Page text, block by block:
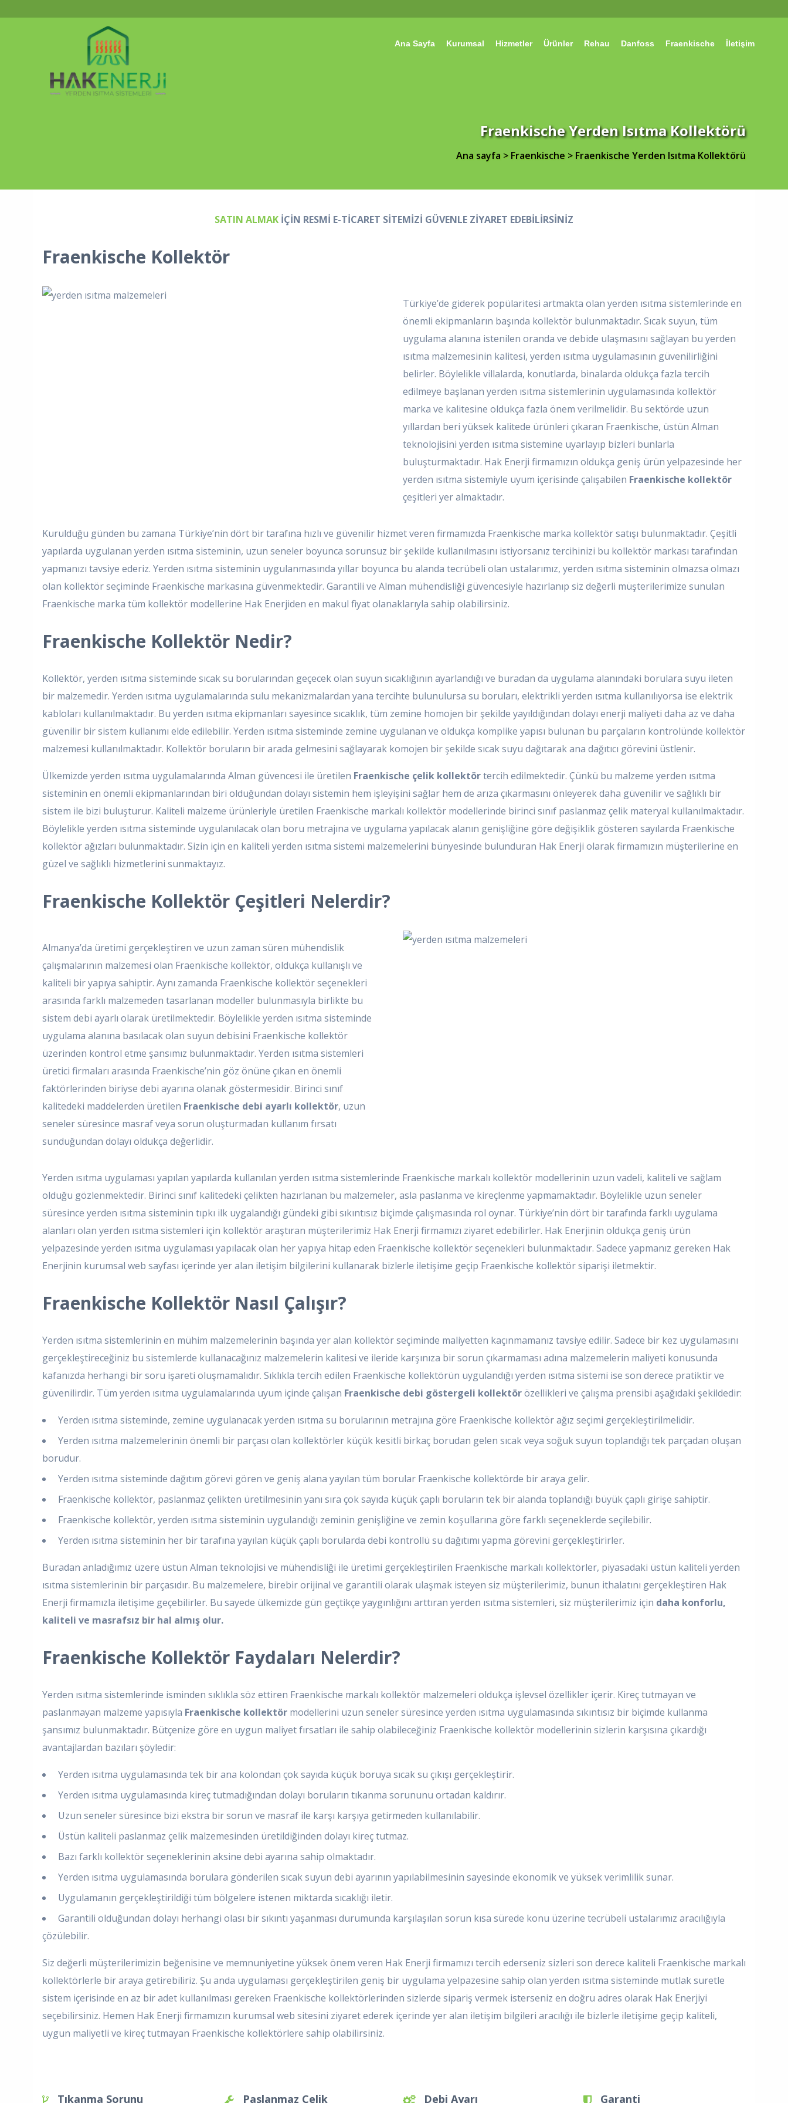
Ana Sayfa Kurumsal Hizmetler Ürünler Rehau Danfoss Fraenkische İletişim
Fraenkische Yerden Isıtma Kollektörü
Ana sayfa > Fraenkische > Fraenkische Yerden Isıtma Kollektörü
SATIN ALMAK İÇİN RESMİ E-TİCARET SİTEMİZİ GÜVENLE ZİYARET EDEBİLİRSİNİZ
Fraenkische Kollektör
Türkiye’de giderek popülaritesi artmakta olan yerden ısıtma sistemlerinde en
önemli ekipmanların başında kollektör bulunmaktadır. Sıcak suyun, tüm
uygulama alanına istenilen oranda ve debide ulaşmasını sağlayan bu yerden
ısıtma malzemesinin kalitesi, yerden ısıtma uygulamasının güvenilirliğini
belirler. Böylelikle villalarda, konutlarda, binalarda oldukça fazla tercih
edilmeye başlanan yerden ısıtma sistemlerinin uygulamasında kollektör
marka ve kalitesine oldukça fazla önem verilmelidir. Bu sektörde uzun
yıllardan beri yüksek kalitede ürünleri çıkaran Fraenkische, üstün Alman
teknolojisini yerden ısıtma sistemine uyarlayıp bizleri bunlarla
buluşturmaktadır. Hak Enerji firmamızın oldukça geniş ürün yelpazesinde her
yerden ısıtma sistemiyle uyum içerisinde çalışabilen Fraenkische kollektör
çeşitleri yer almaktadır.
Kurulduğu günden bu zamana Türkiye’nin dört bir tarafına hızlı ve güvenilir hizmet veren firmamızda Fraenkische marka kollektör satışı bulunmaktadır. Çeşitli
yapılarda uygulanan yerden ısıtma sisteminin, uzun seneler boyunca sorunsuz bir şekilde kullanılmasını istiyorsanız tercihinizi bu kollektör markası tarafından
yapmanızı tavsiye ederiz. Yerden ısıtma sisteminin uygulanmasında yıllar boyunca bu alanda tecrübeli olan ustalarımız, yerden ısıtma sisteminin olmazsa olmazı
olan kollektör seçiminde Fraenkische markasına güvenmektedir. Garantili ve Alman mühendisliği güvencesiyle hazırlanıp siz değerli müşterilerimize sunulan
Fraenkische marka tüm kollektör modellerine Hak Enerjiden en makul fiyat olanaklarıyla sahip olabilirsiniz.
Fraenkische Kollektör Nedir?
Kollektör, yerden ısıtma sisteminde sıcak su borularından geçecek olan suyun sıcaklığının ayarlandığı ve buradan da uygulama alanındaki borulara suyu ileten
bir malzemedir. Yerden ısıtma uygulamalarında sulu mekanizmalardan yana tercihte bulunulursa su boruları, elektrikli yerden ısıtma kullanılıyorsa ise elektrik
kabloları kullanılmaktadır. Bu yerden ısıtma ekipmanları sayesince sıcaklık, tüm zemine homojen bir şekilde yayıldığından dolayı enerji maliyeti daha az ve daha
güvenilir bir sistem kullanımı elde edilebilir. Yerden ısıtma sisteminde zemine uygulanan ve oldukça komplike yapısı bulunan bu parçaların kontrolünde kollektör
malzemesi kullanılmaktadır. Kollektör boruların bir arada gelmesini sağlayarak komojen bir şekilde sıcak suyu dağıtarak ana dağıtıcı görevini üstlenir.
Ülkemizde yerden ısıtma uygulamalarında Alman güvencesi ile üretilen Fraenkische çelik kollektörtercih edilmektedir. Çünkü bu malzeme yerden ısıtma
sisteminin en önemli ekipmanlarından biri olduğundan dolayı sistemin hem işleyişini sağlar hem de arıza çıkarmasını önleyerek daha güvenilir ve sağlıklı bir
sistem ile bizi buluşturur. Kaliteli malzeme ürünleriyle üretilen Fraenkische markalı kollektör modellerinde birinci sınıf paslanmaz çelik materyal kullanılmaktadır.
Böylelikle yerden ısıtma sisteminde uygulanılacak olan boru metrajına ve uygulama yapılacak alanın genişliğine göre değişiklik gösteren sayılarda Fraenkische
kollektör ağızları bulunmaktadır. Sizin için en kaliteli yerden ısıtma sistemi malzemelerini bünyesinde bulunduran Hak Enerji olarak firmamızın müşterilerine en
güzel ve sağlıklı hizmetlerini sunmaktayız.
Fraenkische Kollektör Çeşitleri Nelerdir?
Almanya’da üretimi gerçekleştiren ve uzun zaman süren mühendislik
çalışmalarının malzemesi olan Fraenkische kollektör, oldukça kullanışlı ve
kaliteli bir yapıya sahiptir. Aynı zamanda Fraenkische kollektör seçenekleri
arasında farklı malzemeden tasarlanan modeller bulunmasıyla birlikte bu
sistem debi ayarlı olarak üretilmektedir. Böylelikle yerden ısıtma sisteminde
uygulama alanına basılacak olan suyun debisini Fraenkische kollektör
üzerinden kontrol etme şansımız bulunmaktadır. Yerden ısıtma sistemleri
üretici firmaları arasında Fraenkische’nin göz önüne çıkan en önemli
faktörlerinden biriyse debi ayarına olanak göstermesidir. Birinci sınıf
kalitedeki maddelerden üretilen Fraenkische debi ayarlı kollektör, uzun
seneler süresince masraf veya sorun oluşturmadan kullanım fırsatı
sunduğundan dolayı oldukça değerlidir.
Yerden ısıtma uygulaması yapılan yapılarda kullanılan yerden ısıtma sistemlerinde Fraenkische markalı kollektör modellerinin uzun vadeli, kaliteli ve sağlam
olduğu gözlenmektedir. Birinci sınıf kalitedeki çelikten hazırlanan bu malzemeler, asla paslanma ve kireçlenme yapmamaktadır. Böylelikle uzun seneler
süresince yerden ısıtma sisteminin tıpkı ilk uygalandığı gündeki gibi sıkıntısız biçimde çalışmasında rol oynar. Türkiye’nin dört bir tarafında farklı uygulama
alanları olan yerden ısıtma sistemleri için kollektör araştıran müşterilerimiz Hak Enerji firmamızı ziyaret edebilirler. Hak Enerjinin oldukça geniş ürün
yelpazesinde yerden ısıtma uygulaması yapılacak olan her yapıya hitap eden Fraenkische kollektör seçenekleri bulunmaktadır. Sadece yapmanız gereken Hak
Enerjinin kurumsal web sayfası içerinde yer alan iletişim bilgilerini kullanarak bizlerle iletişime geçip Fraenkische kollektör siparişi iletmektir.
Fraenkische Kollektör Nasıl Çalışır?
Yerden ısıtma sistemlerinin en mühim malzemelerinin başında yer alan kollektör seçiminde maliyetten kaçınmamanız tavsiye edilir. Sadece bir kez uygulamasını
gerçekleştireceğiniz bu sistemlerde kullanacağınız malzemelerin kalitesi ve ileride karşınıza bir sorun çıkarmaması adına malzemelerin maliyeti konusunda
kafanızda herhangi bir soru işareti oluşmamalıdır. Sıklıkla tercih edilen Fraenkische kollektörün uygulandığı yerden ısıtma sistemi ise son derece pratiktir ve
güvenilirdir. Tüm yerden ısıtma uygulamalarında uyum içinde çalışan Fraenkische debi göstergeli kollektörözellikleri ve çalışma prensibi aşağıdaki şekildedir:
Yerden ısıtma sisteminde, zemine uygulanacak yerden ısıtma su borularının metrajına göre Fraenkische kollektör ağız seçimi gerçekleştirilmelidir.
Yerden ısıtma malzemelerinin önemli bir parçası olan kollektörler küçük kesitli birkaç borudan gelen sıcak veya soğuk suyun toplandığı tek parçadan oluşan
borudur.
Yerden ısıtma sisteminde dağıtım görevi gören ve geniş alana yayılan tüm borular Fraenkische kollektörde bir araya gelir.
Fraenkische kollektör, paslanmaz çelikten üretilmesinin yanı sıra çok sayıda küçük çaplı boruların tek bir alanda toplandığı büyük çaplı girişe sahiptir.
Fraenkische kollektör, yerden ısıtma sisteminin uygulandığı zeminin genişliğine ve zemin koşullarına göre farklı seçeneklerde seçilebilir.
Yerden ısıtma sisteminin her bir tarafına yayılan küçük çaplı borularda debi kontrollü su dağıtımı yapma görevini gerçekleştirirler.
Buradan anladığımız üzere üstün Alman teknolojisi ve mühendisliği ile üretimi gerçekleştirilen Fraenkische markalı kollektörler, piyasadaki üstün kaliteli yerden
ısıtma sistemlerinin bir parçasıdır. Bu malzemelere, birebir orijinal ve garantili olarak ulaşmak isteyen siz müşterilerimiz, bunun ithalatını gerçekleştiren Hak
Enerji firmamızla iletişime geçebilirler. Bu sayede ülkemizde gün geçtikçe yaygınlığını arttıran yerden ısıtma sistemleri, siz müşterilerimiz için daha konforlu,
kaliteli ve masrafsız bir hal almış olur.
Fraenkische Kollektör Faydaları Nelerdir?
Yerden ısıtma sistemlerinde isminden sıklıkla söz ettiren Fraenkische markalı kollektör malzemeleri oldukça işlevsel özellikler içerir. Kireç tutmayan ve
paslanmayan malzeme yapısıyla Fraenkische kollektör modellerini uzun seneler süresince yerden ısıtma uygulamasında sıkıntısız bir biçimde kullanma
şansımız bulunmaktadır. Bütçenize göre en uygun maliyet fırsatları ile sahip olabileceğiniz Fraenkische kollektör modellerinin sizlerin karşısına çıkardığı
avantajlardan bazıları şöyledir:
Yerden ısıtma uygulamasında tek bir ana kolondan çok sayıda küçük boruya sıcak su çıkışı gerçekleştirir.
Yerden ısıtma uygulamasında kireç tutmadığından dolayı boruların tıkanma sorununu ortadan kaldırır.
Uzun seneler süresince bizi ekstra bir sorun ve masraf ile karşı karşıya getirmeden kullanılabilir.
Üstün kaliteli paslanmaz çelik malzemesinden üretildiğinden dolayı kireç tutmaz.
Bazı farklı kollektör seçeneklerinin aksine debi ayarına sahip olmaktadır.
Yerden ısıtma uygulamasında borulara gönderilen sıcak suyun debi ayarının yapılabilmesinin sayesinde ekonomik ve yüksek verimlilik sunar.
Uygulamanın gerçekleştirildiği tüm bölgelere istenen miktarda sıcaklığı iletir.
Garantili olduğundan dolayı herhangi olası bir sıkıntı yaşanması durumunda karşılaşılan sorun kısa sürede konu üzerine tecrübeli ustalarımız aracılığıyla
çözülebilir.
Siz değerli müşterilerimizin beğenisine ve memnuniyetine yüksek önem veren Hak Enerji firmamızı tercih ederseniz sizleri son derece kaliteli Fraenkische markalı
kollektörlerle bir araya getirebiliriz. Şu anda uygulaması gerçekleştirilen geniş bir uygulama yelpazesine sahip olan yerden ısıtma sisteminde mutlak suretle
sistem içerisinde en az bir adet kullanılması gereken Fraenkische kollektörlerinden sizlerde sipariş vermek isterseniz en doğru adres olarak Hak Enerjiyi
seçebilirsiniz. Hemen Hak Enerji firmamızın kurumsal web sitesini ziyaret ederek içerinde yer alan iletişim bilgileri aracılığı ile bizlerle iletişime geçip kaliteli,
uygun maliyetli ve kireç tutmayan Fraenkische kollektörlere sahip olabilirsiniz.
Tıkanma Sorunu Paslanmaz Çelik Debi Ayarı Garanti